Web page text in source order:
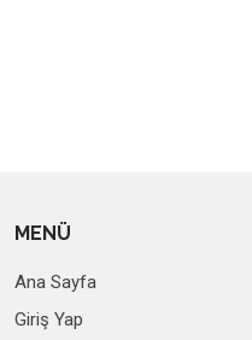
MENÜ
Ana Sayfa
Giriş Yap